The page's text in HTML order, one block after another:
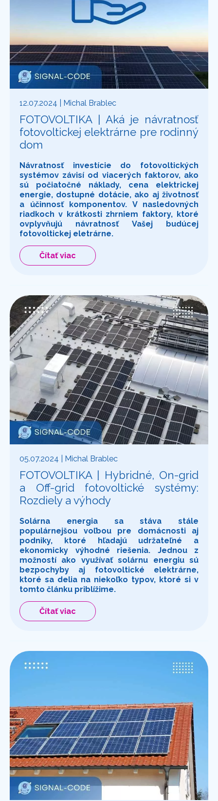
12.07.2024 | Michal Brablec
FOTOVOLTIKA | Aká je návratnosť
fotovoltickej elektrárne pre rodinný
dom
Návratnosť investície do fotovoltických
systémov závisí od viacerých faktorov, ako
sú počiatočné náklady, cena elektrickej
energie, dostupné dotácie, ako aj životnosť
a účinnosť komponentov. V nasledovných
riadkoch v krátkosti zhrniem faktory, ktoré
ovplyvňujú návratnosť Vašej budúcej
fotovoltickej eletrárne.
Čítať viac
05.07.2024 | Michal Brablec
FOTOVOLTIKA | Hybridné, On-grid
a Off-grid fotovoltické systémy:
Rozdiely a výhody
Solárna energia sa stáva stále
populárnejšou voľbou pre domácnosti aj
podniky, ktoré hľadajú udržateľné a
ekonomicky výhodné riešenia. Jednou z
možností ako využívať solárnu energiu sú
bezpochyby aj fotovoltické elektrárne,
ktoré sa delia na niekoľko typov, ktoré si v
tomto článku priblížime.
Čítať viac